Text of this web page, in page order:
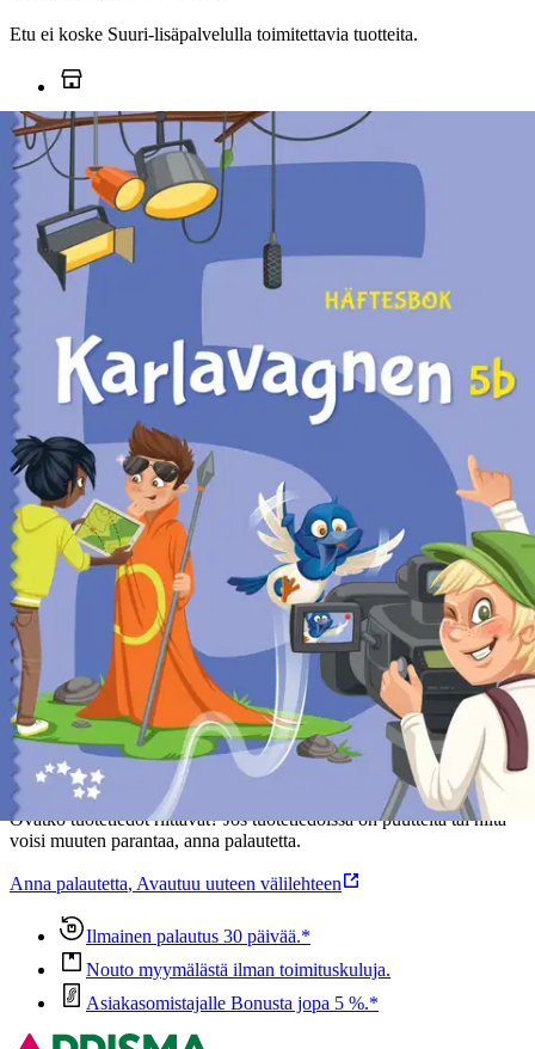
Etu ei koske Suuri‑lisäpalvelulla toimitettavia tuotteita.
Tarkista myymäläsaatavuus
Ei saatavilla
Tuotekuvaus
Under vårterminen i årskurs fem fortsätter eleverna med division, lär
sig måttenheter och hur man omvandlar dem, samt bekantar sig med
statistik. I geometrin får de bekanta sig med likformighet och lära sig
att använda skala. Eleverna får också lära sig mer om
programmering. Eleven löser alla uppgifter i häftesboken i sitt häfte.
Det finns en separat lärarhandledning för dem som tagit i bruk
häftesboken.
Ominaisuudet
Oletko tyytyväinen tuotetietoihin?
Ovatko tuotetiedot riittävät? Jos tuotetiedoissa on puutteita tai niitä
voisi muuten parantaa, anna palautetta.
Anna palautetta, Avautuu uuteen välilehteen
Ilmainen palautus 30 päivää.*
Nouto myymälästä ilman toimituskuluja.
Asiakasomistajalle Bonusta jopa 5 %.*